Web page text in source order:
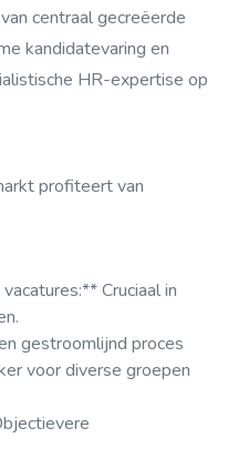
centraal gecreëerde
kandidatevaring en
HR-expertise op
profiteert van
Cruciaal in
gestroomlijnd proces
voor diverse groepen